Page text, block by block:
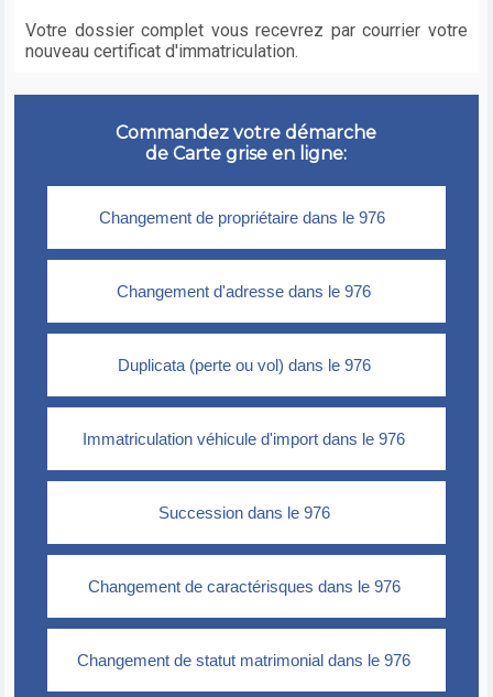
Votre dossier complet vous recevrez par courrier votre
nouveau certificat d'immatriculation.
Commandez votre démarche
de Carte grise en ligne: